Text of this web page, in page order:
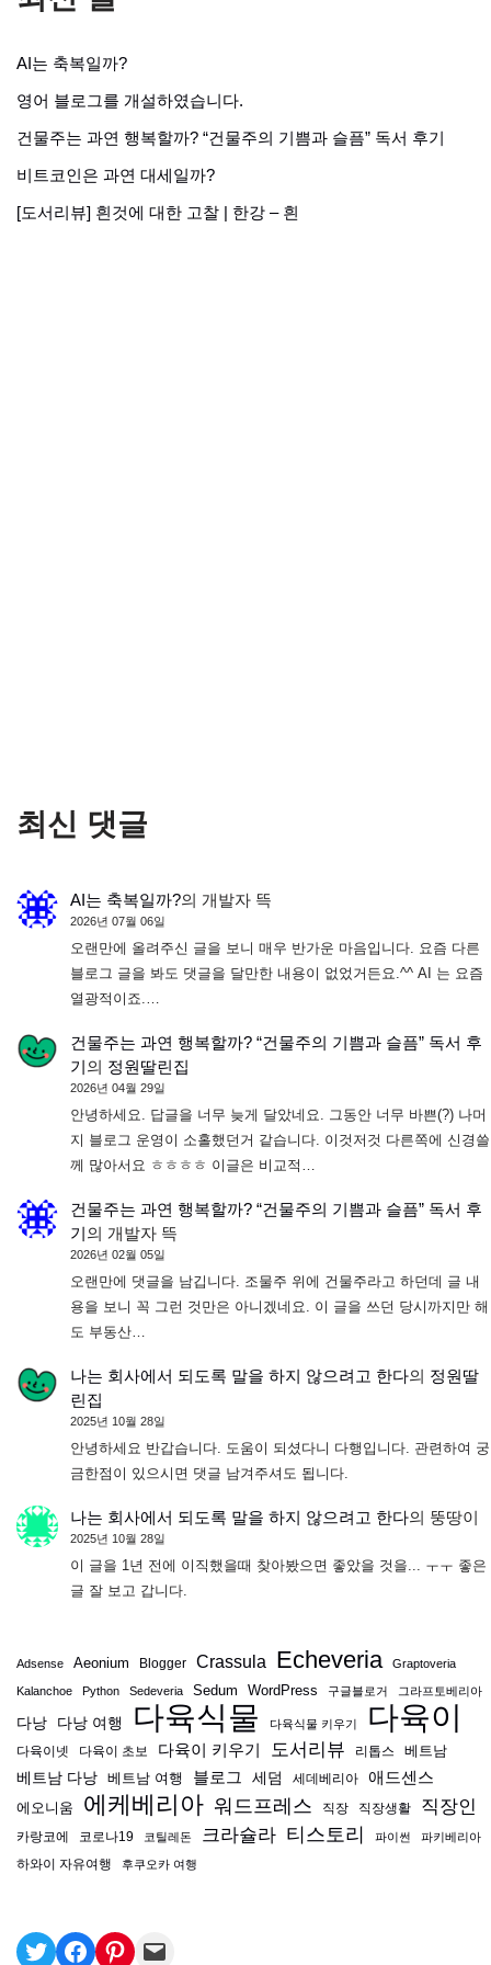
AI는 축복일까?
영어 블로그를 개설하였습니다.
건물주는 과연 행복할까? “건물주의 기쁨과 슬픔” 독서 후기
비트코인은 과연 대세일까?
[도서리뷰] 흰것에 대한 고찰 | 한강 – 흰
최신 댓글
AI는 축복일까?의 개발자 뜩
2026년 07월 06일
오랜만에 올려주신 글을 보니 매우 반가운 마음입니다. 요즘 다른
블로그 글을 봐도 댓글을 달만한 내용이 없었거든요.^^ AI 는 요즘
열광적이죠.…
건물주는 과연 행복할까? “건물주의 기쁨과 슬픔” 독서 후
기의 정원딸린집
2026년 04월 29일
안녕하세요. 답글을 너무 늦게 달았네요. 그동안 너무 바쁜(?) 나머
지 블로그 운영이 소홀했던거 같습니다. 이것저것 다른쪽에 신경쓸
께 많아서요 ㅎㅎㅎㅎ 이글은 비교적…
건물주는 과연 행복할까? “건물주의 기쁨과 슬픔” 독서 후
기의 개발자 뜩
2026년 02월 05일
오랜만에 댓글을 남깁니다. 조물주 위에 건물주라고 하던데 글 내
용을 보니 꼭 그런 것만은 아니겠네요. 이 글을 쓰던 당시까지만 해
도 부동산…
나는 회사에서 되도록 말을 하지 않으려고 한다의 정원딸
린집
2025년 10월 28일
안녕하세요 반갑습니다. 도움이 되셨다니 다행입니다. 관련하여 궁
금한점이 있으시면 댓글 남겨주셔도 됩니다.
나는 회사에서 되도록 말을 하지 않으려고 한다의 뚱땅이
2025년 10월 28일
이 글을 1년 전에 이직했을때 찾아봤으면 좋았을 것을... ㅜㅜ 좋은
글 잘 보고 갑니다.
Adsense Aeonium Blogger Crassula Echeveria Graptoveria
Kalanchoe Python Sedeveria Sedum WordPress 구글블로거 그라프토베리아
다낭 다낭 여행 다육식물 다육식물 키우기 다육이
다육이넷 다육이 초보 다육이 키우기 도서리뷰 리톱스
베트남
베트남 다낭 베트남 여행 블로그 세덤 세데베리아 애드센스
에오니움 에케베리아 워드프레스 직장 직장생활 직장인
카랑코에 코로나19 코틸레돈 크라슐라 티스토리 파이썬 파키베리아
하와이 자유여행 후쿠오카 여행